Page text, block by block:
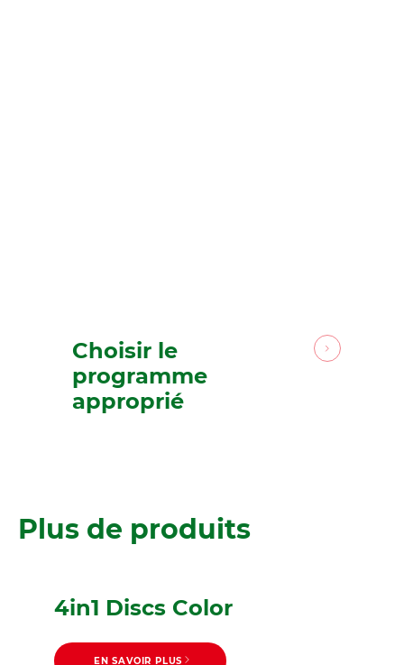
Choisir le
programme
approprié
Plus de produits
4in1 Discs Color
EN SAVOIR PLUS